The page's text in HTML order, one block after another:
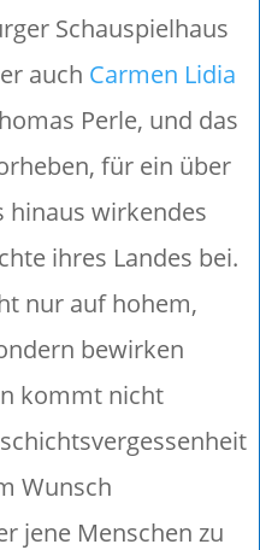
Schauspielhaus
auch Carmen Lidia
Perle, und das
für ein über
hinaus wirkendes
ihres Landes bei.
nur auf hohem,
bewirken
kommt nicht
Wunsch
jene Menschen zu